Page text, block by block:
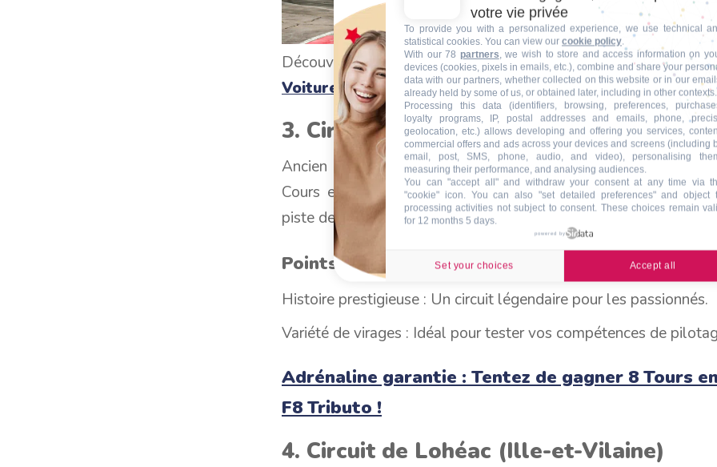
DécouvrezComment Bien Profiter de son Baptême de
Voiture de Course
3. Circuit de Magny-Cours (Nièvre)
Ancien hôte du Grand Prix de France de Formule 1, le
Cours est un incontournable pour les amateurs de sport
piste de 4,4 km est connue pour ses virages rapides et ses
Points forts :
Histoire prestigieuse : Un circuit légendaire pour les passionnés.
Variété de virages : Idéal pour tester vos compétences de
Adrénaline garantie : Tentez de gagner 8 Tours
F8 Tributo !
4. Circuit de Lohéac (Ille-et-Vilaine)
votre vie privée
To provide you with a personalized experience, we use technical
statistical cookies. You can view our cookie policy.
With our 78 partners , we wish to store and access information on
devices (cookies, pixels in emails, etc.), combine and share your
data with our partners, whether collected on this website or in our
already held by some of us, or obtained later, including in other contexts.
Processing this data (identifiers, browsing, preferences,
loyalty programs, IP, postal addresses and emails, phone,
geolocation, etc.) allows developing and offering you services,
commercial offers and ads across your devices and screens (including
email, post, SMS, phone, audio, and video), personalising
measuring their performance, and analysing audiences.
You can "accept all" and withdraw your consent at any time via
"cookie" icon. You can also "set detailed preferences" and object
processing activities not subject to consent. These choices remain
for 12 months 5 days.
powered by
Set your choices Accept all